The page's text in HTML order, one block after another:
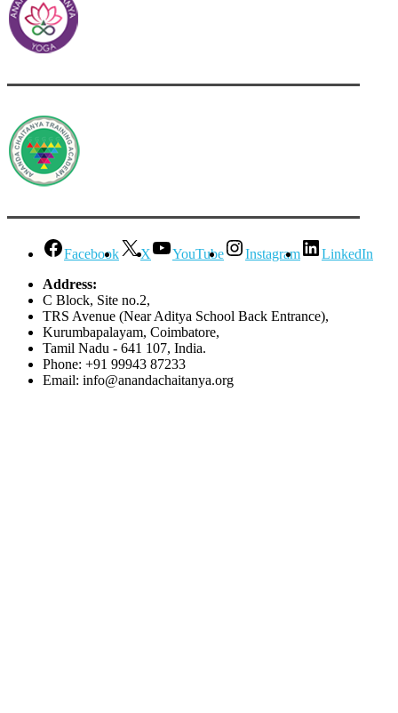
Facebook X YouTube Instagram
LinkedIn
Address:
C Block, Site no.2,
TRS Avenue (Near Aditya School Back Entrance),
Kurumbapalayam, Coimbatore,
Tamil Nadu - 641 107, India.
Phone: +91 99943 87233
Email: info@anandachaitanya.org